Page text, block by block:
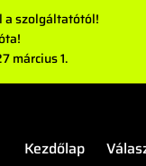
a szolgáltatótól!
március 1.
Kezdőlap